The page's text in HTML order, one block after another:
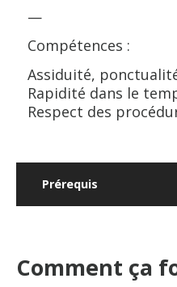
—
Compétences :
Assiduité,
Rapidité dans le
Respect des
Prérequis
Comment ça